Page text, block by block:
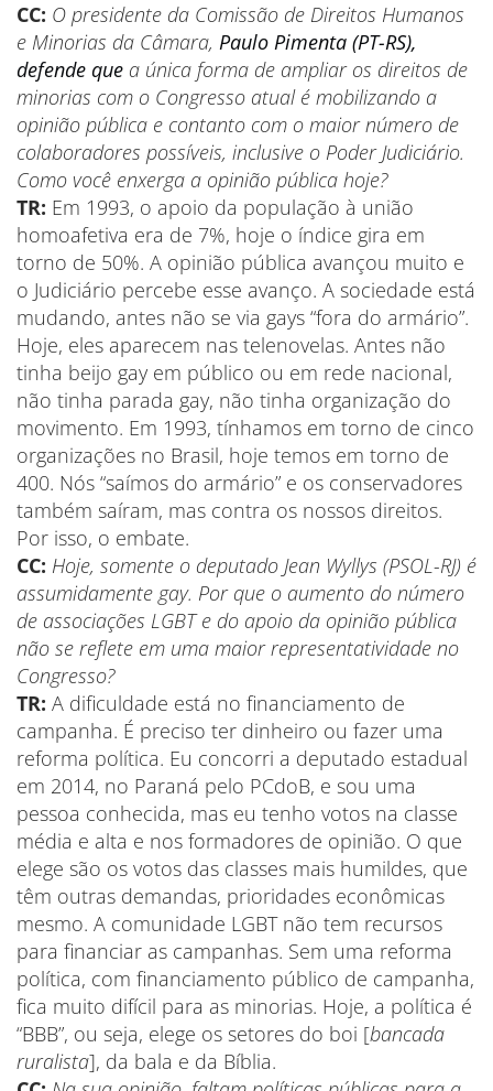
CC: O presidente da Comissão de Direitos Humanos
e Minorias da Câmara, Paulo Pimenta (PT-RS),
defende que a única forma de ampliar os direitos de
minorias com o Congresso atual é mobilizando a
opinião pública e contanto com o maior número de
colaboradores possíveis, inclusive o Poder Judiciário.
Como você enxerga a opinião pública hoje?
TR: Em 1993, o apoio da população à união
homoafetiva era de 7%, hoje o índice gira em
torno de 50%. A opinião pública avançou muito e
o Judiciário percebe esse avanço. A sociedade está
mudando, antes não se via gays “fora do armário”.
Hoje, eles aparecem nas telenovelas. Antes não
tinha beijo gay em público ou em rede nacional,
não tinha parada gay, não tinha organização do
movimento. Em 1993, tínhamos em torno de cinco
organizações no Brasil, hoje temos em torno de
400. Nós “saímos do armário” e os conservadores
também saíram, mas contra os nossos direitos.
Por isso, o embate.
CC: Hoje, somente o deputado Jean Wyllys (PSOL-RJ) é
assumidamente gay. Por que o aumento do número
de associações LGBT e do apoio da opinião pública
não se reflete em uma maior representatividade no
Congresso?
TR: A dificuldade está no financiamento de
campanha. É preciso ter dinheiro ou fazer uma
reforma política. Eu concorri a deputado estadual
em 2014, no Paraná pelo PCdoB, e sou uma
pessoa conhecida, mas eu tenho votos na classe
média e alta e nos formadores de opinião. O que
elege são os votos das classes mais humildes, que
têm outras demandas, prioridades econômicas
mesmo. A comunidade LGBT não tem recursos
para financiar as campanhas. Sem uma reforma
política, com financiamento público de campanha,
fica muito difícil para as minorias. Hoje, a política é
“BBB”, ou seja, elege os setores do boi [bancada
ruralista], da bala e da Bíblia.